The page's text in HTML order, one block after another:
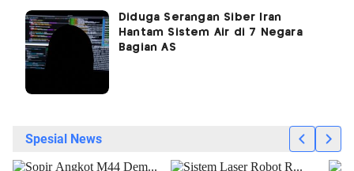
Diduga Serangan Siber Iran
Hantam Sistem Air di 7 Negara
Bagian AS